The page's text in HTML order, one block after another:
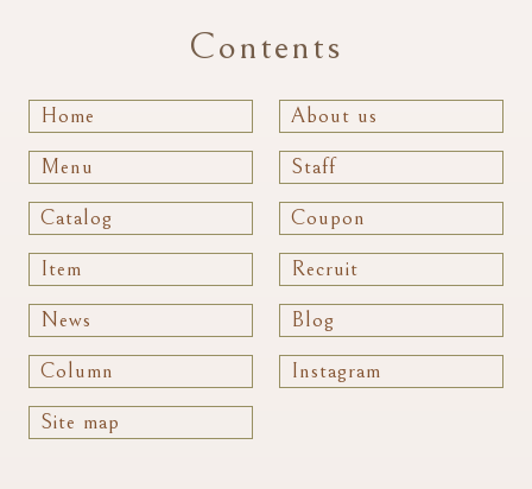
Contents
Home About us
Menu Staff
Catalog Coupon
Item Recruit
News Blog
Column Instagram
Site map